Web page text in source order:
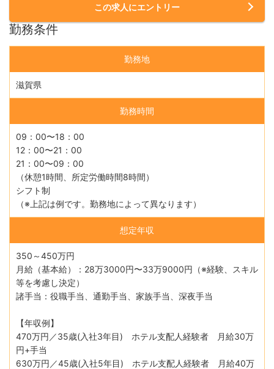
この求人にエントリー
勤務条件
勤務地
滋賀県
勤務時間
09：00〜18：00
12：00〜21：00
21：00〜09：00
（休憩1時間、所定労働時間8時間）
シフト制
（※上記は例です。勤務地によって異なります）
想定年収
350～450万円
月給（基本給）：28万3000円〜33万9000円（※経験、スキル
等を考慮し決定）
諸手当：役職手当、通勤手当、家族手当、深夜手当
【年収例】
470万円／35歳(入社3年目) ホテル支配人経験者 月給30万
円+手当
630万円／45歳(入社5年目) ホテル支配人経験者 月給40万